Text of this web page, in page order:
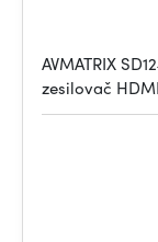
AVMATRIX
zesilovač